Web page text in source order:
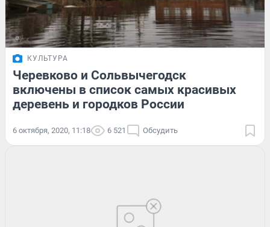
КУЛЬТУРА
Черевково и Сольвычегодск
включены в список самых красивых
деревень и городков России
6 октября, 2020, 11:18 6 521 Обсудить